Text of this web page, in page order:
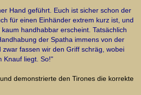
Hand geführt. Euch ist sicher schon der
für einen Einhänder extrem kurz ist, und
handhabbar erscheint. Tatsächlich
der Spatha immens von der
zwar fassen wir den Griff schräg, wobei
Knauf liegt. So!"
demonstrierte den Tirones die korrekte